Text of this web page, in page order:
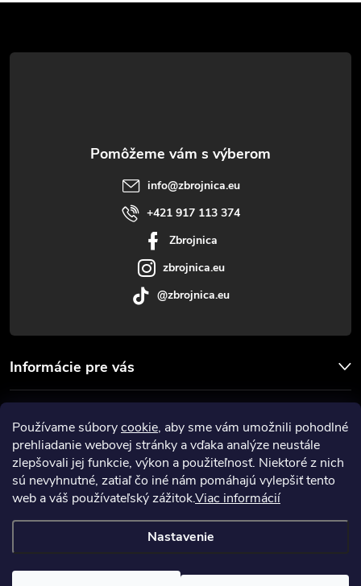
Používame súborycookie, aby sme vám umožnili pohodlné
prehliadanie webovej stránky a vďaka analýze neustále
zlepšovali jej funkcie, výkon a použiteľnosť. Niektoré z nich
sú nevyhnutné, zatiaľ čo iné nám pomáhajú vylepšiť tento
web a váš používateľský zážitok.Viac informácií
Nastavenie
á
Informácie pre vás
Prijímame online platby
info@zbrojnica.eu
+421 917 113 374
Zbrojnica
zbrojnica.eu
@zbrojnica.eu
cookies